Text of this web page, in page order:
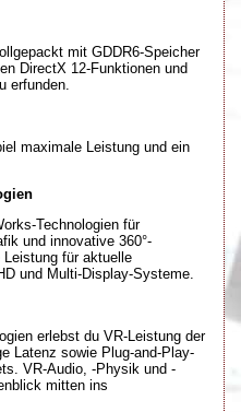
mit GDDR6-Speicher
DirectX 12-Funktionen und
erfunden.
maximale Leistung und ein
Technologien für
und innovative 360°-
für aktuelle
und Multi-Display-Systeme.
erlebst du VR-Leistung der
Latenz sowie Plug-and-Play-
VR-Audio, -Physik und -
mitten ins